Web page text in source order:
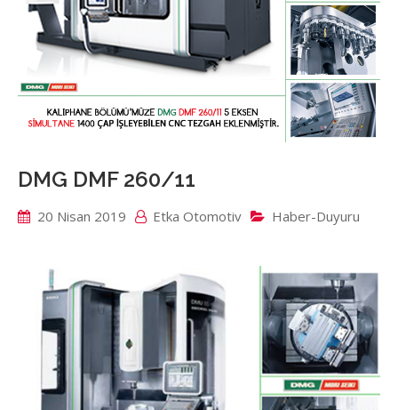
DMG DMF 260/11
20 Nisan 2019 Etka Otomotiv Haber-Duyuru